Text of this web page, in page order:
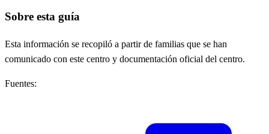
Sobre esta guía
Esta información se recopiló a partir de familias que se han
comunicado con este centro y documentación oficial del centro.
Fuentes: